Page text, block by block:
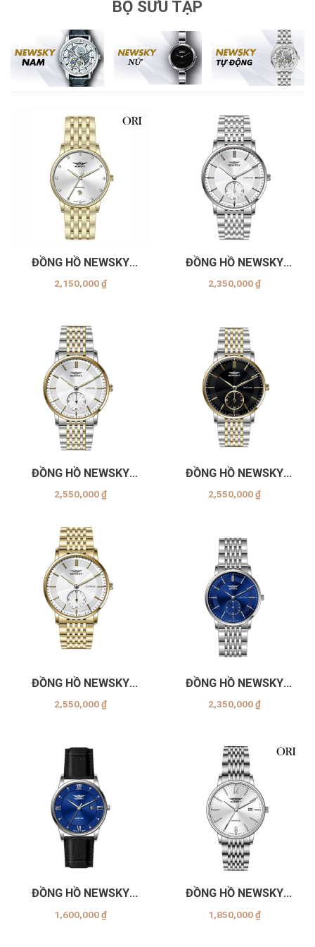
BỘ SƯU TẬP
ĐỒNG HỒ NEWSKY
NS5005G.S05
2,150,000₫
ĐỒNG HỒ NEWSKY
NS5007G-S01
2,350,000₫
ĐỒNG HỒ NEWSKY
NS5007G-S02
2,550,000₫
ĐỒNG HỒ NEWSKY
NS5007G-S03
2,550,000₫
ĐỒNG HỒ NEWSKY
NS5007G-S04
2,550,000₫
ĐỒNG HỒ NEWSKY
NS5007G-S05
2,350,000₫
ĐỒNG HỒ NEWSKY
NS5008L.L06
1,600,000₫
ĐỒNG HỒ NEWSKY
NS5010G.S01
1,850,000₫